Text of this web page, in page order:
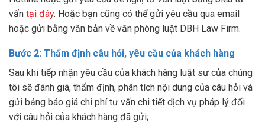
vấn tại đây. Hoặc bạn cũng có thể gửi yêu cầu qua email
hoặc gửi bằng văn bản về văn phòng luật DBH Law Firm.
Bước 2: Thẩm định câu hỏi, yêu cầu của khách hàng
Sau khi tiếp nhận yêu cầu của khách hàng luật sư của chúng
tôi sẽ đánh giá, thẩm định, phân tích nội dung của câu hỏi và
gửi bảng báo giá chi phí tư vấn chi tiết dịch vụ pháp lý đối
với câu hỏi của khách hàng đã gửi;